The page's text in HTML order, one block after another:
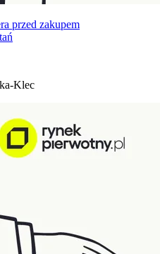
przed zakupem
Klec